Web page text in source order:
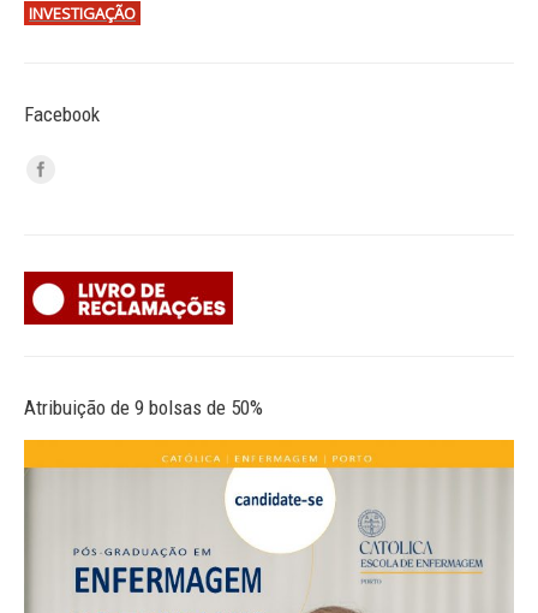
INVESTIGAÇÃO
Facebook
Atribuição de 9 bolsas de 50%